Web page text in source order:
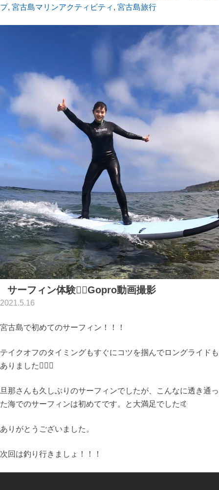
プ, 宮古島マリンアクティビティ , 宮古島旅行
サーフィン体験🏄‍♀️Gopro動画撮影
2021.5.16
宮古島で初めてのサーフィン！！！
テイクオフのタイミングもすぐにコツを掴んでロングライドも
ありました🏄‍♀️💫
旦那さんも久しぶりのサーフィンでしたが、こんなに透き通っ
た海でのサーフィンは初めてです。と大満足でした🤙
ありがとうございました。
次回は釣り行きましょ！！！